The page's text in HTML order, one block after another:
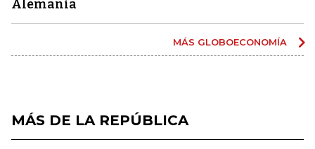
Alemania
MÁS GLOBOECONOMÍA
MÁS DE LA REPÚBLICA